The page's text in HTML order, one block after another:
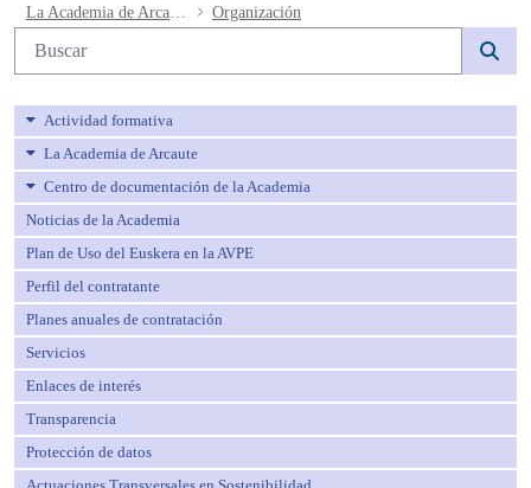
Organización - avpe
Organización
Búsqueda web
Actividad formativa
La Academia de Arcaute
Centro de documentación de la Academia
Noticias de la Academia
Plan de Uso del Euskera en la AVPE
Perfil del contratante
Planes anuales de contratación
Servicios
Enlaces de interés
Transparencia
Protección de datos